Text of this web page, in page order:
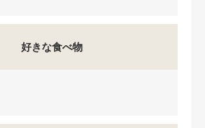
好きな食べ物